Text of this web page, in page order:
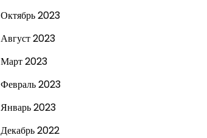
Октябрь 2023
Август 2023
Март 2023
Февраль 2023
Январь 2023
Декабрь 2022